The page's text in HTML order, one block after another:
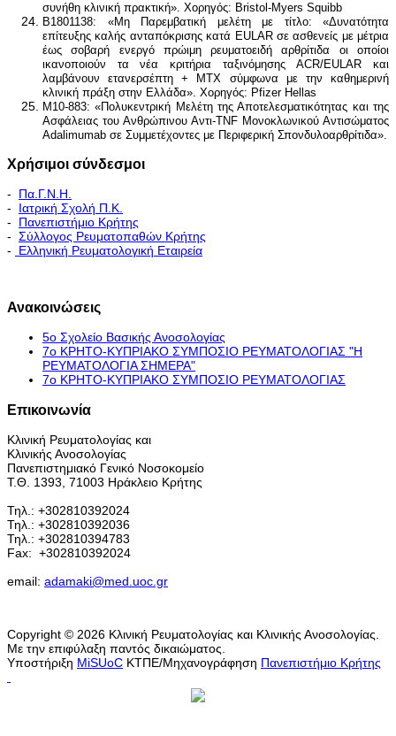
συνήθη κλινική πρακτική». Χορηγός: Bristol-Myers Squibb
B1801138: «Μη Παρεμβατική μελέτη με τίτλο: «Δυνατότητα
επίτευξης καλής ανταπόκρισης κατά EULAR σε ασθενείς με μέτρια
έως σοβαρή ενεργό πρώιμη ρευματοειδή αρθρίτιδα οι οποίοι
ικανοποιούν τα νέα κριτήρια ταξινόμησης ACR/EULAR και
λαμβάνουν ετανερσέπτη + MTX σύμφωνα με την καθημερινή
κλινική πράξη στην Ελλάδα». Χορηγός: Pfizer Hellas
M10-883: «Πολυκεντρική Μελέτη της Αποτελεσματικότητας και της
Ασφάλειας του Ανθρώπινου Αντι-TNF Μονοκλωνικού Αντισώματος
Adalimumab σε Συμμετέχοντες με Περιφερική Σπονδυλοαρθρίτιδα».
Χρήσιμοι σύνδεσμοι
- Πα.Γ.Ν.Η.
- Ιατρική Σχολή Π.Κ.
- Πανεπιστήμιο Κρήτης
- Σύλλογος Ρευματοπαθών Κρήτης
-
Ελληνική Ρευματολογική Εταιρεία
Ανακοινώσεις
5ο Σχολείο Βασικής Ανοσολογίας
7ο ΚΡΗΤΟ-ΚΥΠΡΙΑΚΟ ΣΥΜΠΟΣΙΟ ΡΕΥΜΑΤΟΛΟΓΙΑΣ "H
ΡΕΥΜΑΤΟΛΟΓΙΑ ΣΗΜΕΡΑ"
7ο ΚΡΗΤΟ-ΚΥΠΡΙΑΚΟ ΣΥΜΠΟΣΙΟ ΡΕΥΜΑΤΟΛΟΓΙΑΣ
Επικοινωνία
Κλινική Ρευματολογίας και
Κλινικής Ανοσολογίας
Πανεπιστημιακό Γενικό Νοσοκομείο
Τ.Θ. 1393, 71003 Ηράκλειο Κρήτης
Τηλ.: +302810392024
Τηλ.: +302810392036
Τηλ.: +302810394783
Fax: +302810392024
email: adamaki@med.uoc.gr
Copyright © 2026 Κλινική Ρευματολογίας και Κλινικής Ανοσολογίας.
Με την επιφύλαξη παντός δικαιώματος.
Υποστήριξη MiSUoC ΚΤΠΕ/Μηχανογράφηση Πανεπιστήμιο Κρήτης